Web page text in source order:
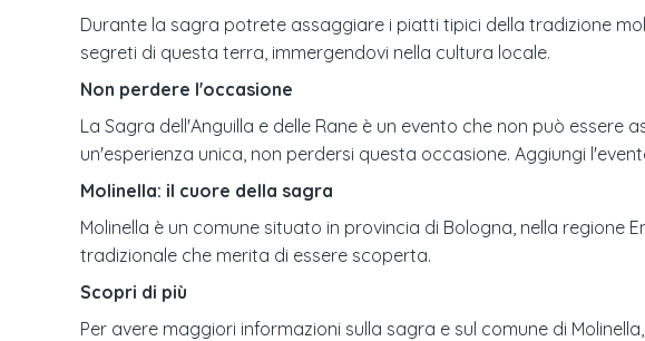
Durante la sagra potrete assaggiare i piatti tipici della tradizione
segreti di questa terra, immergendovi nella cultura locale.
Non perdere l'occasione
La Sagra dell'Anguilla e delle Rane è un evento che non può
un'esperienza unica, non perdersi questa occasione. Aggiungi
Molinella: il cuore della sagra
Molinella è un comune situato in provincia di Bologna, nella
tradizionale che merita di essere scoperta.
Scopri di più
Per avere maggiori informazioni sulla sagra e sul comune di